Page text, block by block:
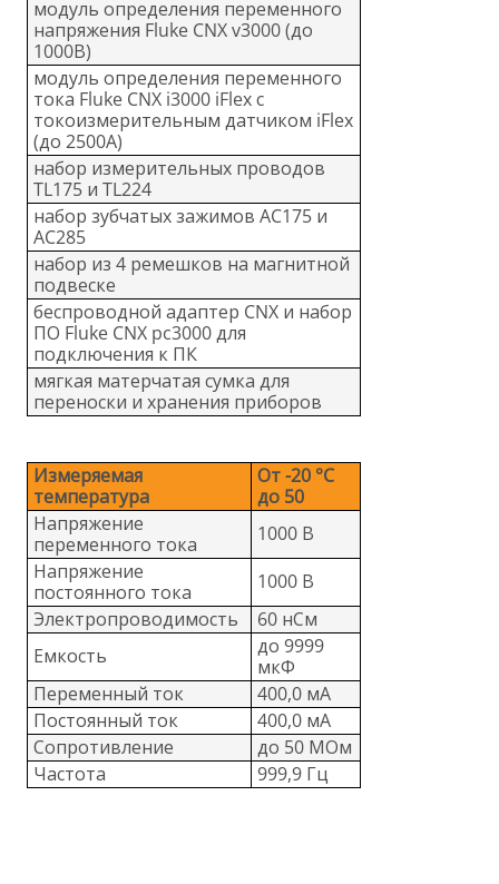
модуль определения переменного
напряжения Fluke CNX v3000 (до
1000В)
модуль определения переменного
тока Fluke CNX i3000 iFlex с
токоизмерительным датчиком iFlex
(до 2500А)
набор измерительных проводов
TL175 и TL224
набор зубчатых зажимов AC175 и
AC285
набор из 4 ремешков на магнитной
подвеске
беспроводной адаптер CNX и набор
ПО Fluke CNX pc3000 для
подключения к ПК
мягкая матерчатая сумка для
переноски и хранения приборов
Измеряемая
температура
От -20 °C
до 50
Напряжение
переменного тока
1000 В
Напряжение
постоянного тока
1000 В
Электропроводимость
60 нСм
Емкость
до 9999
мкФ
Переменный ток
400,0 мА
Постоянный ток
400,0 мА
Сопротивление
до 50 МОм
Частота
999,9 Гц